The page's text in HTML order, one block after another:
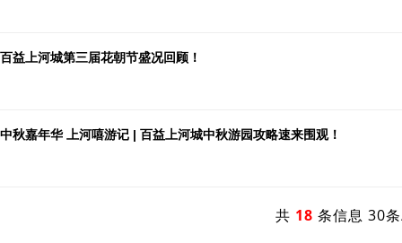
百益上河城第三届花朝节盛况回顾！
中秋嘉年华 上河嘻游记 | 百益上河城中秋游园攻略速来围观！
共 18 条信息 30